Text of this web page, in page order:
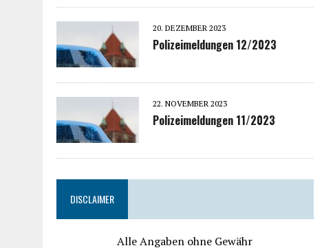
20. DEZEMBER 2023
Polizeimeldungen 12/2023
22. NOVEMBER 2023
Polizeimeldungen 11/2023
DISCLAIMER
Alle Angaben ohne Gewähr